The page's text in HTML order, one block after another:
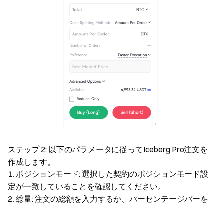
ステップ 2: 以下のパラメータに従ってIceberg Pro注文を
作成します。
1. ポジションモード: 選択した契約のポジションモード設
定が一致していることを確認してください。
2. 総量: 注文の総額を入力するか、パーセンテージバーを